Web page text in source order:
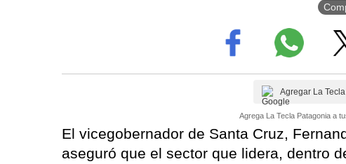
Agregar La
Agrega La Tecla Patagonia a
El vicegobernador de Santa Cruz,
aseguró que el sector que lidera, dentro